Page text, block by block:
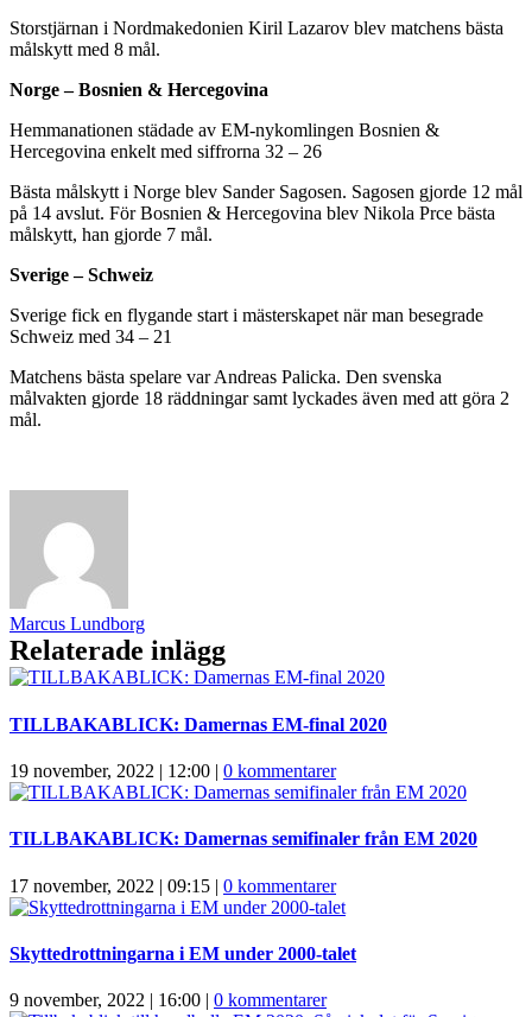
Storstjärnan i Nordmakedonien Kiril Lazarov blev matchens bästa
målskytt med 8 mål.
Norge – Bosnien & Hercegovina
Hemmanationen städade av EM-nykomlingen Bosnien &
Hercegovina enkelt med siffrorna 32 – 26
Bästa målskytt i Norge blev Sander Sagosen. Sagosen gjorde 12 mål
på 14 avslut. För Bosnien & Hercegovina blev Nikola Prce bästa
målskytt, han gjorde 7 mål.
Sverige – Schweiz
Sverige fick en flygande start i mästerskapet när man besegrade
Schweiz med 34 – 21
Matchens bästa spelare var Andreas Palicka. Den svenska
målvakten gjorde 18 räddningar samt lyckades även med att göra 2
mål.
Marcus Lundborg
Relaterade inlägg
TILLBAKABLICK: Damernas EM-final 2020
19 november, 2022 | 12:00 | 0 kommentarer
TILLBAKABLICK: Damernas semifinaler från EM 2020
17 november, 2022 | 09:15 | 0 kommentarer
Skyttedrottningarna i EM under 2000-talet
9 november, 2022 | 16:00 | 0 kommentarer